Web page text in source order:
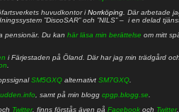
huvudkontor iNorrköping . Där arbetade
”DiscoSAR” och ”NILS” – i en delad
pensionär. Du kan här läsa min berättelse om mitt
i Färjestaden på Öland. Där har jag min trädgård
SM5GXQ alternativt SM7GXQ
, samt på min blogg cpgp.blogg.se
Twitter. finns förstås även på Facebook och Twitter.